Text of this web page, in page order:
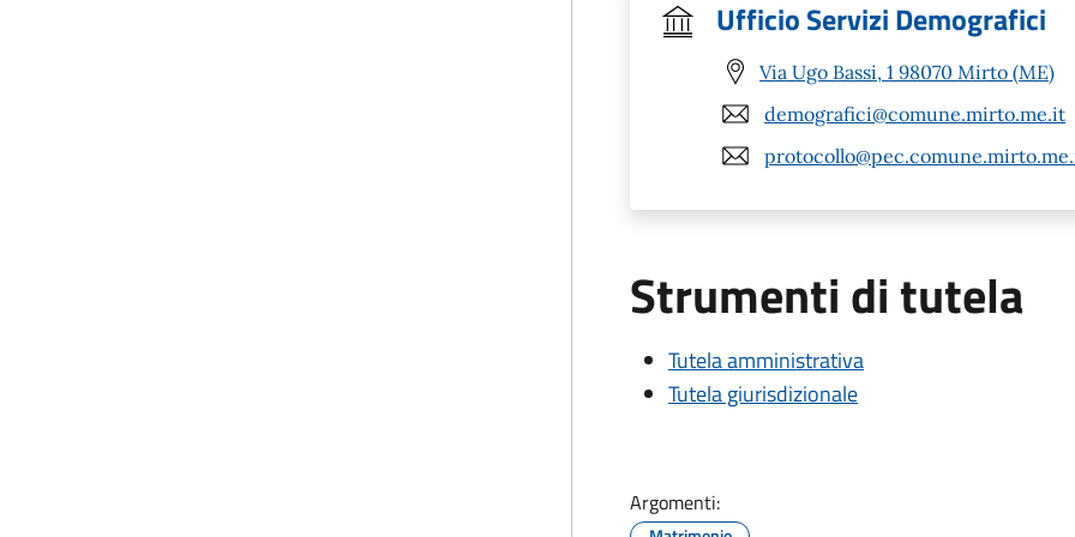
Ufficio Servizi Demografici
Via Ugo Bassi, 1 98070 Mirto (ME)
demografici@comune.mirto.me.it
Strumenti di tutela
Tutela amministrativa
Tutela giurisdizionale
Argomenti: